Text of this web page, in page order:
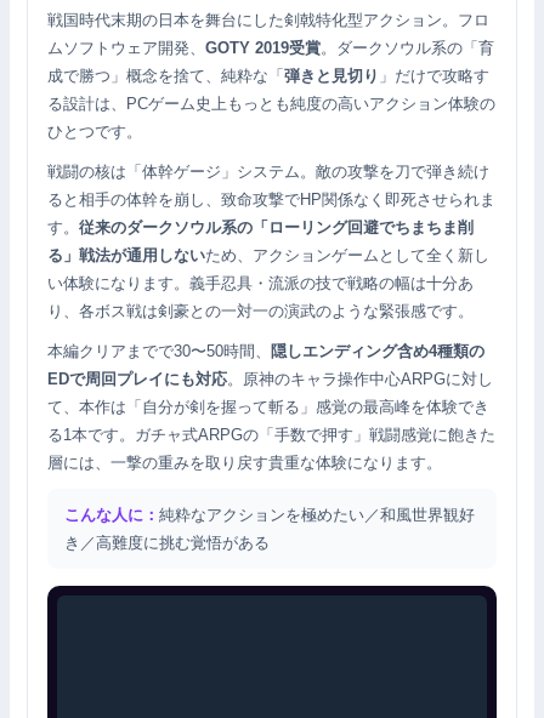
戦国時代末期の日本を舞台にした剣戟特化型アクション。フロ
ムソフトウェア開発、GOTY 2019受賞。ダークソウル系の「育
成で勝つ」概念を捨て、純粋な「弾きと見切り 」だけで攻略す
る設計は、PCゲーム史上もっとも純度の高いアクション体験の
ひとつです。
戦闘の核は「体幹ゲージ」システム。敵の攻撃を刀で弾き続け
ると相手の体幹を崩し、致命攻撃でHP関係なく即死させられま
す。従来のダークソウル系の「ローリング回避でちまちま削
る」戦法が通用しないため、アクションゲームとして全く新し
い体験になります。義手忍具・流派の技で戦略の幅は十分あ
り、各ボス戦は剣豪との一対一の演武のような緊張感です。
本編クリアまでで30〜50時間、隠しエンディング含め4種類の
EDで周回プレイにも対応。原神のキャラ操作中心ARPGに対し
て、本作は「自分が剣を握って斬る」感覚の最高峰を体験でき
る1本です。ガチャ式ARPGの「手数で押す」戦闘感覚に飽きた
層には、一撃の重みを取り戻す貴重な体験になります。
こんな人に：純粋なアクションを極めたい／和風世界観好
き／高難度に挑む覚悟がある